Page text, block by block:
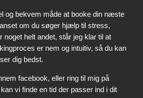
og bekvem måde at booke din næste
om du søger hjælp til stress,
noget helt andet, står jeg klar til at
er nem og intuitiv, så du kan
dig bedst.
facebook, eller ring til mig på
vi finde en tid der passer ind i dit